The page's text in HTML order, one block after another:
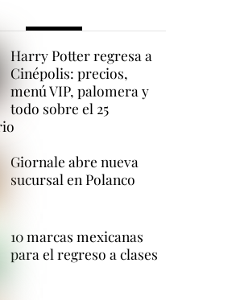
Harry Potter regresa a
Cinépolis: precios,
menú VIP, palomera y
todo sobre el 25
Giornale abre nueva
sucursal en Polanco
10 marcas mexicanas
para el regreso a clases